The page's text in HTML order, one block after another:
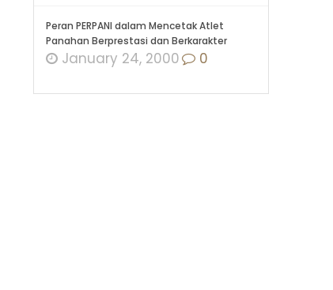
Peran PERPANI dalam Mencetak Atlet
Panahan Berprestasi dan Berkarakter
January 24, 2000 0